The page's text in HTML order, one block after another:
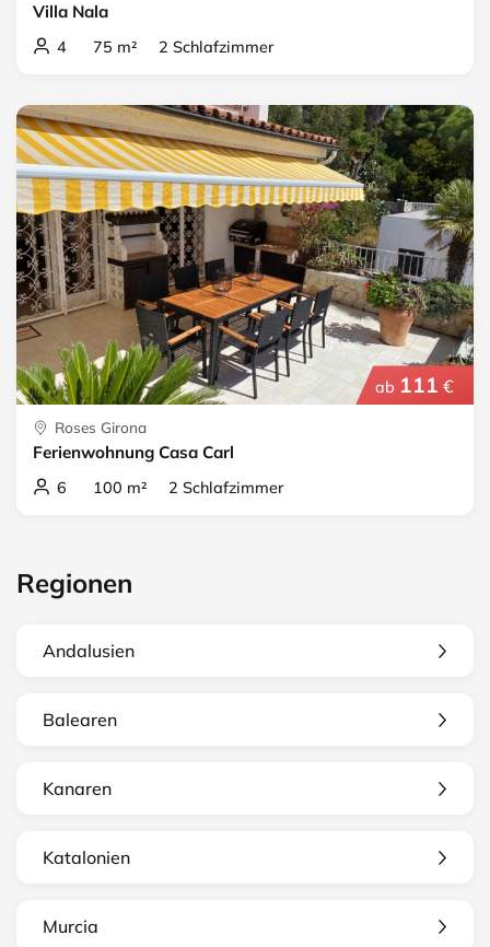
Villa Nala
4 75 m² 2 Schlafzimmer
ab 111 €
Roses Girona
Ferienwohnung Casa Carl
6 100 m² 2 Schlafzimmer
Regionen
Andalusien
Balearen
Kanaren
Katalonien
Murcia